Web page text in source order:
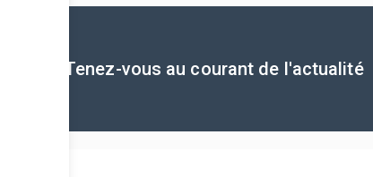
Tenez-vous au courant de l'actualité